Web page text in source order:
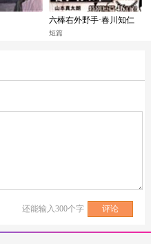
六棒右外野手·春川知仁
短篇
还能输入300个字